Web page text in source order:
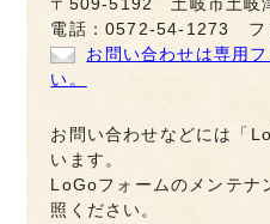
〒509-5192 土岐市土岐
電話：0572-54-1273 フ
お問い合わせは専用
い。
お問い合わせなどには「
います。
LoGoフォームのメンテ
照ください。